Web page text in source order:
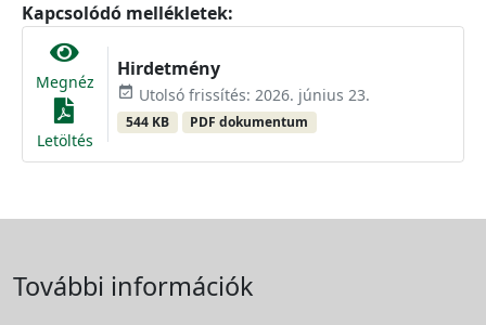
Kapcsolódó mellékletek:
Megnéz
Letöltés
Hirdetmény
event_available Utolsó frissítés: 2026. június 23.
544 KB PDF dokumentum
További információk